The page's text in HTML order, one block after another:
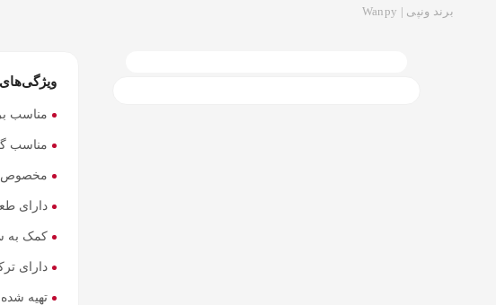
برند ونپی | Wanpy
مناسب
مناسب
مخصوص
دارای
کمک به
دارای
تهیه شده